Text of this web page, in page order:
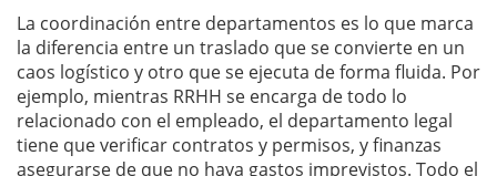
La coordinación entre departamentos es lo que marca
la diferencia entre un traslado que se convierte en un
caos logístico y otro que se ejecuta de forma fluida. Por
ejemplo, mientras RRHH se encarga de todo lo
relacionado con el empleado, el departamento legal
tiene que verificar contratos y permisos, y finanzas
asegurarse de que no haya gastos imprevistos. Todo el